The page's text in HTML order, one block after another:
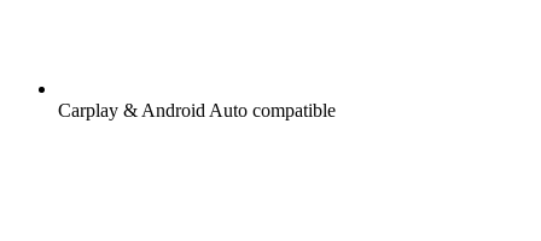
Carplay & Android Auto compatible